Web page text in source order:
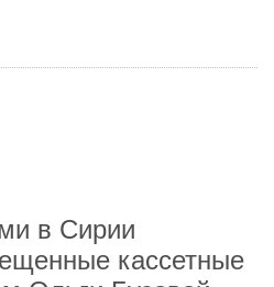
в Сирии
кассетные